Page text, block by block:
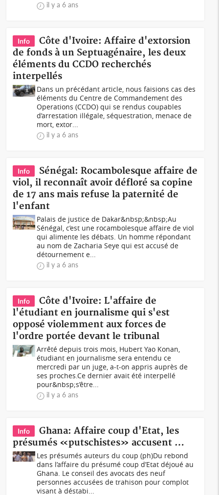
il y a 6 ans
Info
Côte d'Ivoire: Affaire d'extorsion
de fonds à un Septuagénaire, les deux
éléments du CCDO recherchés
interpellés
Dans un précédant article, nous faisions cas des
éléments du Centre de Commandement des
Operations (CCDO) qui se rendus coupables
d’arrestation illégale, séquestration, menace de
mort, extor...
il y a 6 ans
Info
Sénégal: Rocambolesque affaire de
viol, il reconnaît avoir défloré sa copine
de 17 ans mais refuse la paternité de
l'enfant
Palais de justice de Dakar&nbsp;&nbsp;Au
Sénégal, c’est une rocambolesque affaire de viol
qui alimente les débats. Un homme répondant
au nom de Zacharia Seye qui est accusé de
détournement e...
il y a 6 ans
Info
Côte d'Ivoire: L'affaire de
l'étudiant en journalisme qui s'est
opposé violemment aux forces de
l'ordre portée devant le tribunal
Arrêté depuis trois mois, Hubert Yao Konan,
étudiant en journalisme sera entendu ce
mercredi par un juge, a-t-on appris auprès de
ses proches.Ce dernier avait été interpellé
pour&nbsp;s’être...
il y a 6 ans
Info
Ghana: Affaire coup d'Etat, les
présumés «putschistes» accusent …
Les présumés auteurs du coup (ph)Du rebond
dans l’affaire du présumé coup d’Etat déjoué au
Ghana. Le conseil des avocats des neuf
personnes accusées de trahison pour complot
visant à déstabi...